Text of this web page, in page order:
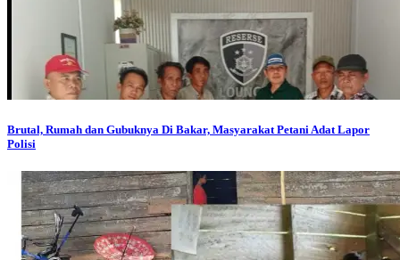
Brutal, Rumah dan Gubuknya Di Bakar, Masyarakat Petani Adat Lapor
Polisi